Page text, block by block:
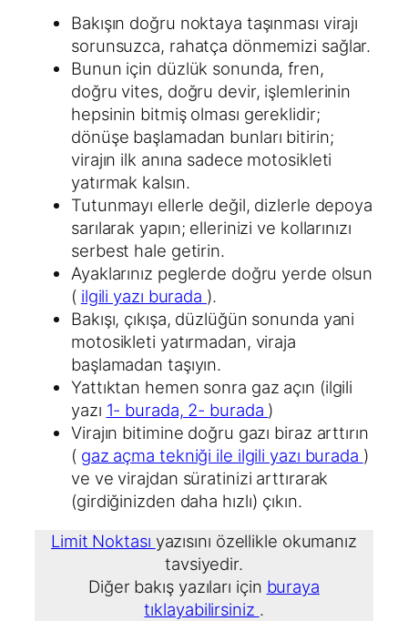
Bakışın doğru noktaya taşınması virajı
sorunsuzca, rahatça dönmemizi sağlar.
Bunun için düzlük sonunda, fren,
doğru vites, doğru devir, işlemlerinin
hepsinin bitmiş olması gereklidir;
dönüşe başlamadan bunları bitirin;
virajın ilk anına sadece motosikleti
yatırmak kalsın.
Tutunmayı ellerle değil, dizlerle depoya
sarılarak yapın; ellerinizi ve kollarınızı
serbest hale getirin.
Ayaklarınız peglerde doğru yerde olsun
( ilgili yazı burada ).
Bakışı, çıkışa, düzlüğün sonunda yani
motosikleti yatırmadan, viraja
başlamadan taşıyın.
Yattıktan hemen sonra gaz açın (ilgili
yazı 1- burada, 2- burada )
Virajın bitimine doğru gazı biraz arttırın
( gaz açma tekniği ile ilgili yazı burada )
ve ve virajdan süratinizi arttırarak
(girdiğinizden daha hızlı) çıkın.
Limit Noktası yazısını özellikle okumanız
tavsiyedir.
Diğer bakış yazıları için buraya
tıklayabilirsiniz .